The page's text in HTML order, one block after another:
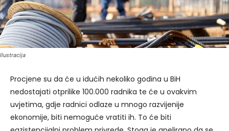
Ilustracija
Procjene su da će u idućih nekoliko godina u BiH
nedostajati otprilike 100.000 radnika te će u ovakvim
uvjetima, gdje radnici odlaze u mnogo razvijenije
ekonomije, biti nemoguće vratiti ih. To će biti